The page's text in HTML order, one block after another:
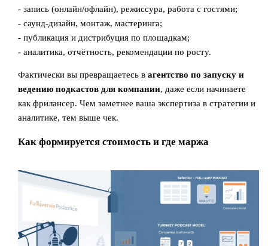
- запись (онлайн/офлайн), режиссура, работа с гостями;
- саунд-дизайн, монтаж, мастеринга;
- публикация и дистрибуция по площадкам;
- аналитика, отчётность, рекомендации по росту.
Фактически вы превращаетесь вагентство по запуску и
ведению подкастов для компании, даже если начинаете
как фрилансер. Чем заметнее ваша экспертиза в стратегии и
аналитике, тем выше чек.
Как формируется стоимость и где маржа